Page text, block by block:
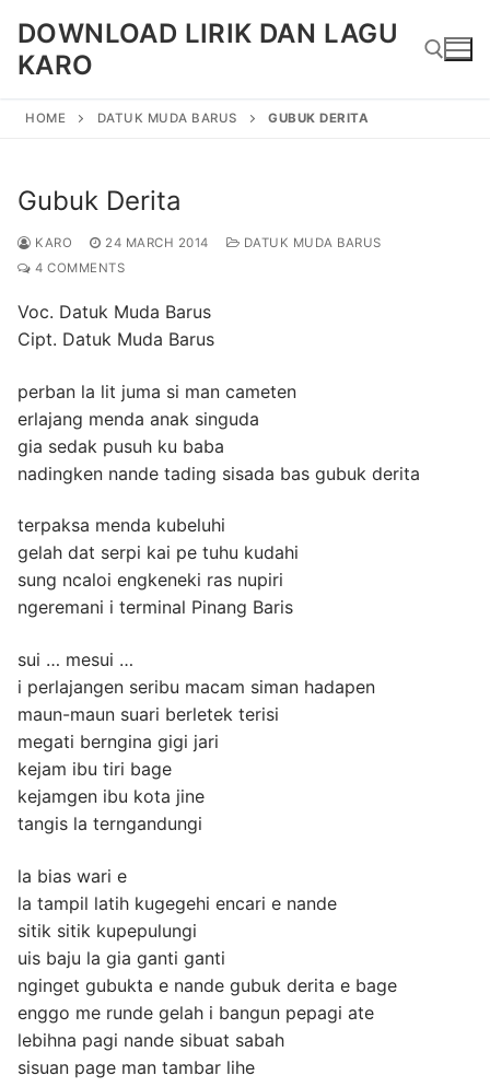
content
DOWNLOAD LIRIK DAN LAGU
KARO
HOME DATUK MUDA BARUS GUBUK DERITA
Gubuk Derita
KARO 24 MARCH 2014
DATUK MUDA BARUS
4 COMMENTS
Voc. Datuk Muda Barus
Cipt. Datuk Muda Barus
perban la lit juma si man cameten
erlajang menda anak singuda
gia sedak pusuh ku baba
nadingken nande tading sisada bas gubuk derita
terpaksa menda kubeluhi
gelah dat serpi kai pe tuhu kudahi
sung ncaloi engkeneki ras nupiri
ngeremani i terminal Pinang Baris
sui … mesui …
i perlajangen seribu macam siman hadapen
maun-maun suari berletek terisi
megati berngina gigi jari
kejam ibu tiri bage
kejamgen ibu kota jine
tangis la terngandungi
la bias wari e
la tampil latih kugegehi encari e nande
sitik sitik kupepulungi
uis baju la gia ganti ganti
nginget gubukta e nande gubuk derita e bage
enggo me runde gelah i bangun pepagi ate
lebihna pagi nande sibuat sabah
sisuan page man tambar lihe